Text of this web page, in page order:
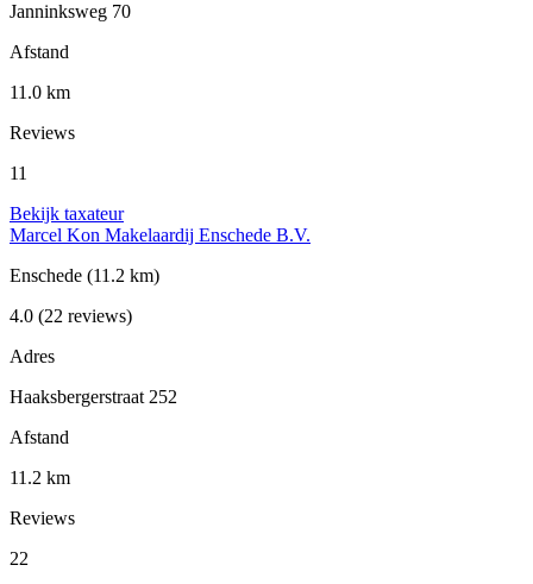
Janninksweg 70
Afstand
11.0 km
Reviews
11
Bekijk taxateur
Marcel Kon Makelaardij Enschede B.V.
Enschede (11.2 km)
4.0 (22 reviews)
Adres
Haaksbergerstraat 252
Afstand
11.2 km
Reviews
22